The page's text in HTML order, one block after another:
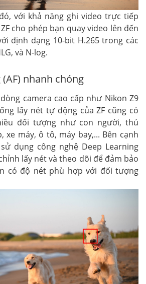
với khả năng ghi video trực tiếp
cho phép bạn quay video lên đến
định dạng 10-bit H.265 trong các
và N-log.
nhanh chóng
camera cao cấp như Nikon Z9
lấy nét tự động của ZF cũng có
đối tượng như con người, thú
xe máy, ô tô, máy bay,... Bên cạnh
dụng công nghệ Deep Learning
lấy nét và theo dõi để đảm bảo
có độ nét phù hợp với đối tượng